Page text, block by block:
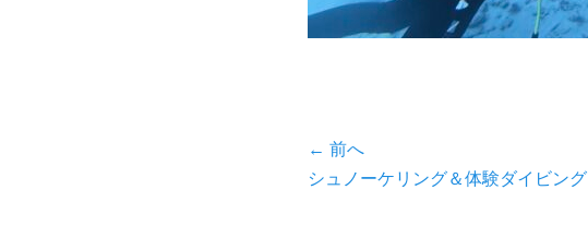
投
稿
← 前へ
前
シュノーケリング＆体験ダイビング